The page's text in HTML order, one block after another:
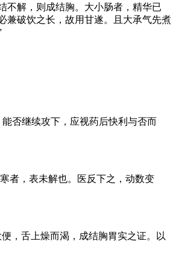
不解，则成结胸。大小肠者，精华已
兼破饮之长，故用甘遂。且大承气先煮
否继续攻下，应视药后快利与否而
者，表未解也。医反下之，动数变
，舌上燥而渴，成结胸胃实之证。以